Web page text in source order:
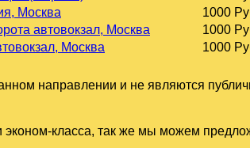
Москва
1000
автовокзал, Москва
1000
Москва
1000
направлении и не являются
класса, так же мы можем